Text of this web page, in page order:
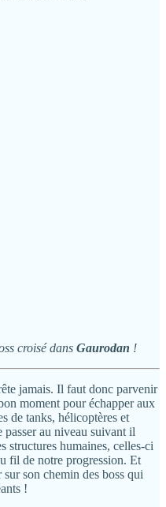
croisé dans Gaurodan !
jamais. Il faut donc parvenir
moment pour échapper aux
de tanks, hélicoptères et
passer au niveau suivant il
structures humaines, celles-ci
fil de notre progression. Et
sur son chemin des boss qui
!